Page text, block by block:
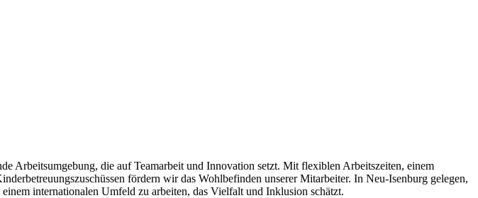
Arbeitsumgebung, die auf Teamarbeit und Innovation setzt. Mit flexiblen Arbeitszeiten, einem
fördern wir das Wohlbefinden unserer Mitarbeiter. In Neu-Isenburg gelegen,
internationalen Umfeld zu arbeiten, das Vielfalt und Inklusion schätzt.